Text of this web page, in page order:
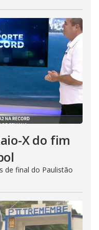
X do fim
de final do Paulistão